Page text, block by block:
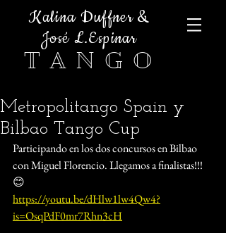
Kalina Duffner &
José L.Espinar
T A N G O
Metropolitango Spain y
Bilbao Tango Cup
Participando en los dos concursos en Bilbao
con Miguel Florencio. Llegamos a finalistas!!!
😊
https://youtu.be/dHlw1lw4Qw4?
is=OsqPdF0mr7Rhn3cH